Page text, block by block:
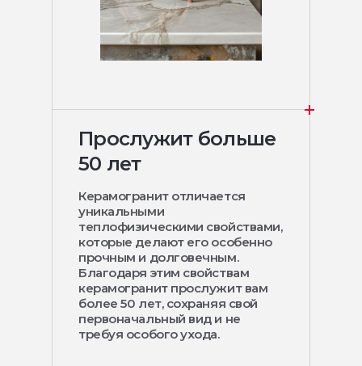
Прослужит больше
50 лет
Керамогранит отличается
уникальными
теплофизическими свойствами,
которые делают его особенно
прочным и долговечным.
Благодаря этим свойствам
керамогранит прослужит вам
более 50 лет, сохраняя свой
первоначальный вид и не
требуя особого ухода.